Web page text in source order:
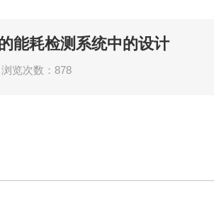
能耗检测系统中的设计
浏览次数：878